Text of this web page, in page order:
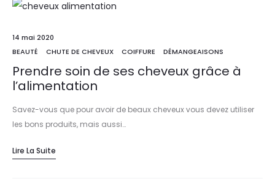
14 mai 2020
BEAUTÉ
CHUTE DE CHEVEUX COIFFURE DÉMANGEAISONS
Prendre soin de ses cheveux grâce à
l’alimentation
Savez-vous que pour avoir de beaux cheveux vous devez utiliser
les bons produits, mais aussi…
Lire La Suite